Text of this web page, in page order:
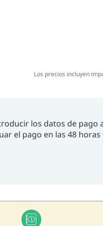
Los precios incluyen
los datos de pago
el pago en las 48